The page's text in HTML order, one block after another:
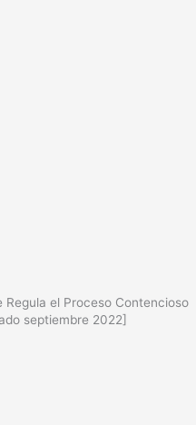
el Proceso Contencioso
septiembre 2022]